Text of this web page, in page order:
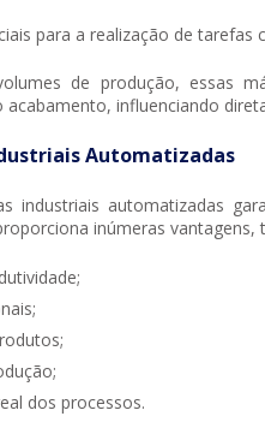
para a realização de tarefas
de produção, essas
influenciando
Automatizadas
industriais automatizadas
inúmeras vantagens,
dos processos.